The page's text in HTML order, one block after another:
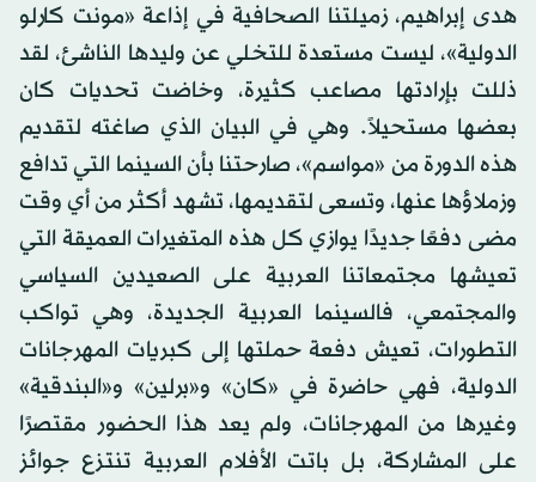
هدى إبراهيم، زميلتنا الصحافية في إذاعة «مونت كارلو
الدولية»، ليست مستعدة للتخلي عن وليدها الناشئ، لقد
ذللت بإرادتها مصاعب كثيرة، وخاضت تحديات كان
بعضها مستحيلاً. وهي في البيان الذي صاغته لتقديم
هذه الدورة من «مواسم»، صارحتنا بأن السينما التي تدافع
وزملاؤها عنها، وتسعى لتقديمها، تشهد أكثر من أي وقت
مضى دفعًا جديدًا يوازي كل هذه المتغيرات العميقة التي
تعيشها مجتمعاتنا العربية على الصعيدين السياسي
والمجتمعي، فالسينما العربية الجديدة، وهي تواكب
التطورات، تعيش دفعة حملتها إلى كبريات المهرجانات
الدولية، فهي حاضرة في «كان» و«برلين» و«البندقية»
وغيرها من المهرجانات، ولم يعد هذا الحضور مقتصرًا
على المشاركة، بل باتت الأفلام العربية تنتزع جوائز